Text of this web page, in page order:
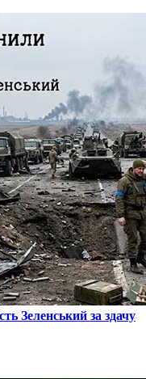
Зеленський за здачу